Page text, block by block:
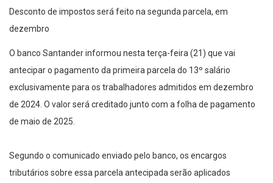
Desconto de impostos será feito na segunda parcela, em
dezembro
O banco Santander informou nesta terça-feira (21) que vai
antecipar o pagamento da primeira parcela do 13º salário
exclusivamente para os trabalhadores admitidos em dezembro
de 2024. O valor será creditado junto com a folha de pagamento
de maio de 2025.
Segundo o comunicado enviado pelo banco, os encargos
tributários sobre essa parcela antecipada serão aplicados